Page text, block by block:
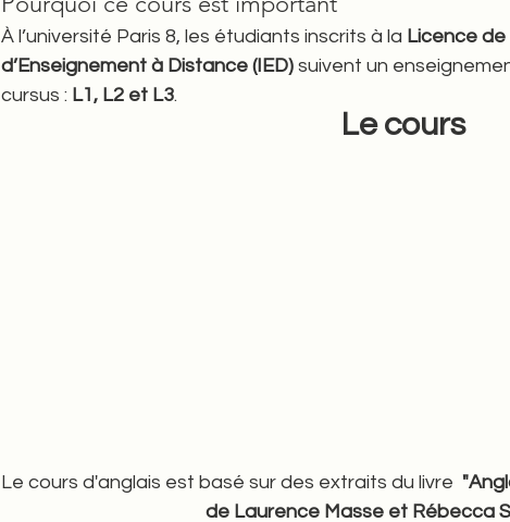
À l’université Paris 8, les étudiants inscrits à la Licence
d’Enseignement à Distance (IED) suivent un
cursus : L1, L2 et L3.
Le cours
Le cours d'anglais est basé sur des extraits du livre
de Laurence Masse et Rébecca